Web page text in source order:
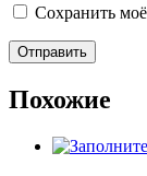
Сохранить
Похожие